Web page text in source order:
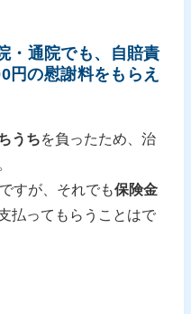
・通院でも、自賠責
円の慰謝料をもらえ
うちを負ったため、治
すが、それでも保険金
払ってもらうことはで